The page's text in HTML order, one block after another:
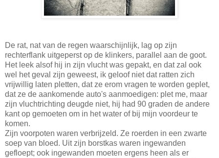
De rat, nat van de regen waarschijnlijk, lag op zijn
rechterflank uitgeperst op de klinkers, parallel aan de goot.
Het leek alsof hij in zijn vlucht was gepakt, en dat zal ook
wel het geval zijn geweest, ik geloof niet dat ratten zich
vrijwillig laten pletten, dat ze erom vragen te worden geplet,
dat ze de aankomende auto's aanmoedigen: plet me, maar
zijn vluchtrichting deugde niet, hij had 90 graden de andere
kant op gemoeten om in het water of bij mijn voordeur te
komen.
Zijn voorpoten waren verbrijzeld. Ze roerden in een zwarte
soep van bloed. Uit zijn borstkas waren ingewanden
gefloept; ook ingewanden moeten ergens heen als er